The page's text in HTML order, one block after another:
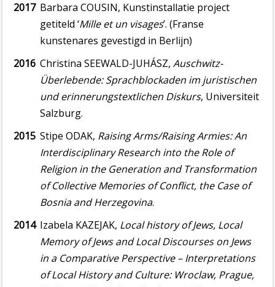
2017 Barbara COUSIN, Kunstinstallatie project
getiteld ‘Mille et un visages’. (Franse
kunstenares gevestigd in Berlijn)
2016 Christina SEEWALD-JUHÁSZ, Auschwitz-
Überlebende: Sprachblockaden im juristischen
und erinnerungstextlichen Diskurs, Universiteit
Salzburg.
2015 Stipe ODAK, Raising Arms/Raising Armies: An
Interdisciplinary Research into the Role of
Religion in the Generation and Transformation
of Collective Memories of Conflict, the Case of
Bosnia and Herzegovina.
2014 Izabela KAZEJAK, Local history of Jews, Local
Memory of Jews and Local Discourses on Jews
in a Comparative Perspective – Interpretations
of Local History and Culture: Wroclaw, Prague,